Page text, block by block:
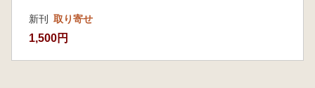
新刊 取り寄せ
1,500円